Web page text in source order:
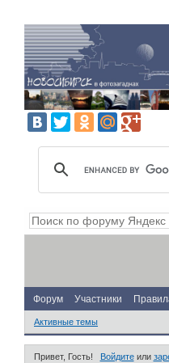
Форум Участники
Активные темы
Привет, Гость! Войдитеили